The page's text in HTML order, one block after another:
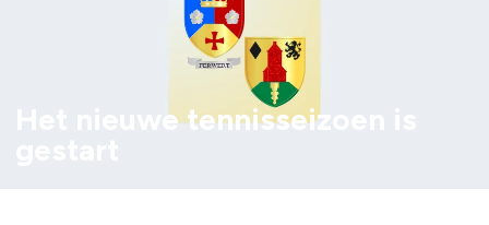
Het nieuwe tennisseizoen is